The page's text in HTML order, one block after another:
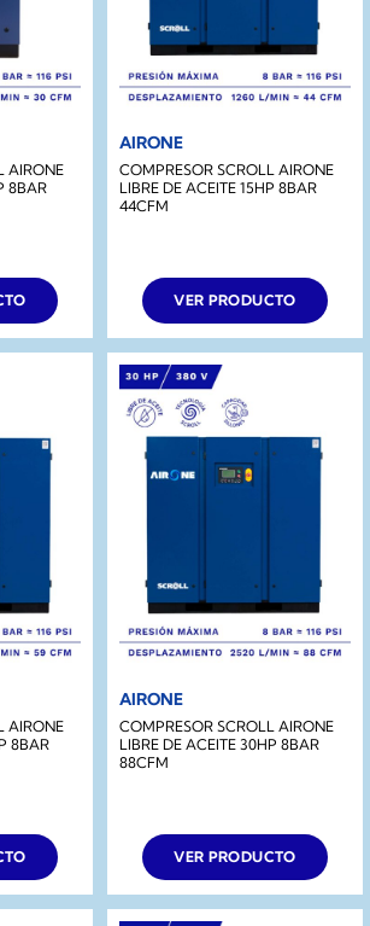
AIRONE
8BAR
AIRONE
COMPRESOR SCROLL AIRONE
LIBRE DE ACEITE 15HP 8BAR
44CFM
VER PRODUCTO
AIRONE
8BAR
AIRONE
COMPRESOR SCROLL AIRONE
LIBRE DE ACEITE 30HP 8BAR
88CFM
VER PRODUCTO